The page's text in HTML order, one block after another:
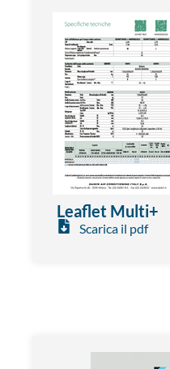
Leaflet Multi+
Scarica il pdf